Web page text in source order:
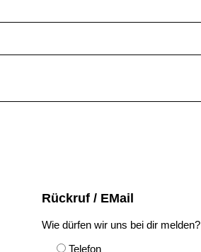
Rückruf / EMail
Wie dürfen wir uns bei dir melden?
Telefon